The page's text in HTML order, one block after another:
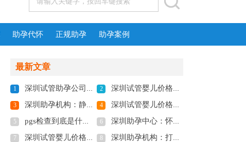
助孕代怀 正规助孕 助孕案例
最新文章
1 深圳试管助孕公司：详述做试管后身体差的4种调理方法 2 深圳试管婴儿价格：可丽蓝十字验孕棒怎么看？附使用方法和结果解读
3 深圳助孕机构：静脉曲张会不会遗传，这些治疗方式能有效帮助解决烦恼 4 深圳试管婴儿价格：结扎复通后多久可以怀孕,复通手术后一般多久能怀上
5 pgs检查到底是什么,有什么作用 6 深圳助孕中心：怀孕得了乙肝一定要注意，不要妄想孕期会自愈
7 深圳试管婴儿价格：2023承德市附属医院试管婴儿攻略大全，附助孕支出费用明细参考 8 深圳助孕机构：打完黄体酮热敷的黄金时间分享，6个小时后的效果大不相同！